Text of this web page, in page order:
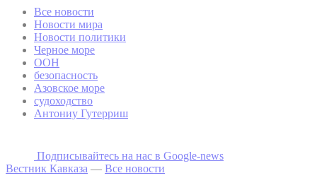
Все новости
Новости мира
Новости политики
Черное море
ООН
безопасность
Азовское море
судоходство
Антониу Гутерриш
Подписывайтесь на наc в Google-news
Вестник Кавказа — Все новости